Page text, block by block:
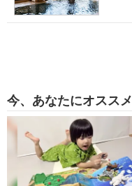
今、あなたにオススメ